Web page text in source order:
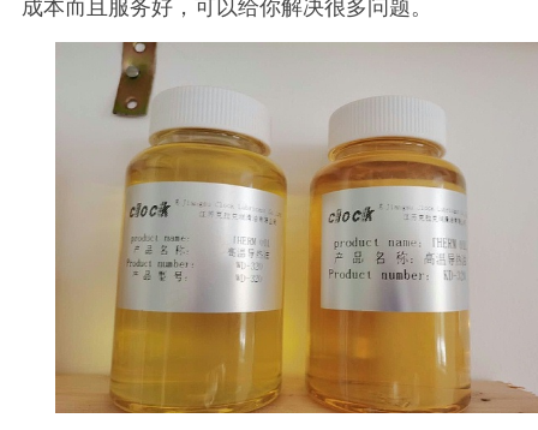
成本而且服务好，可以给你解决很多问题。